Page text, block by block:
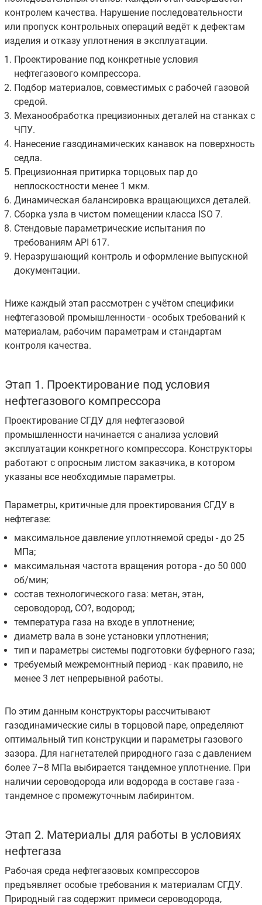
контролем качества. Нарушение последовательности
или пропуск контрольных операций ведёт к дефектам
изделия и отказу уплотнения в эксплуатации.
Проектирование под конкретные условия
нефтегазового компрессора.
Подбор материалов, совместимых с рабочей газовой
средой.
Механообработка прецизионных деталей на станках с
ЧПУ.
Нанесение газодинамических канавок на поверхность
седла.
Прецизионная притирка торцовых пар до
неплоскостности менее 1 мкм.
Динамическая балансировка вращающихся деталей.
Сборка узла в чистом помещении класса ISO 7.
Стендовые параметрические испытания по
требованиям API 617.
Неразрушающий контроль и оформление выпускной
документации.
Ниже каждый этап рассмотрен с учётом специфики
нефтегазовой промышленности - особых требований к
материалам, рабочим параметрам и стандартам
контроля качества.
Этап 1. Проектирование под условия
нефтегазового компрессора
Проектирование СГДУ для нефтегазовой
промышленности начинается с анализа условий
эксплуатации конкретного компрессора. Конструкторы
работают с опросным листом заказчика, в котором
указаны все необходимые параметры.
Параметры, критичные для проектирования СГДУ в
нефтегазе:
максимальное давление уплотняемой среды - до 25
МПа;
максимальная частота вращения ротора - до 50 000
об/мин;
состав технологического газа: метан, этан,
сероводород, CO?, водород;
температура газа на входе в уплотнение;
диаметр вала в зоне установки уплотнения;
тип и параметры системы подготовки буферного газа;
требуемый межремонтный период - как правило, не
менее 3 лет непрерывной работы.
По этим данным конструкторы рассчитывают
газодинамические силы в торцовой паре, определяют
оптимальный тип конструкции и параметры газового
зазора. Для нагнетателей природного газа с давлением
более 7–8 МПа выбирается тандемное уплотнение. При
наличии сероводорода или водорода в составе газа -
тандемное с промежуточным лабиринтом.
Этап 2. Материалы для работы в условиях
нефтегаза
Рабочая среда нефтегазовых компрессоров
предъявляет особые требования к материалам СГДУ.
Природный газ содержит примеси сероводорода,